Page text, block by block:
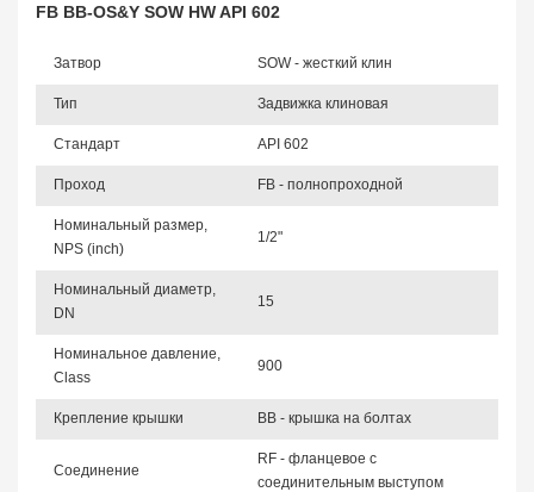
FB BB-OS&Y SOW HW API 602
Затвор SOW - жесткий клин
Тип Задвижка клиновая
Стандарт API 602
Проход FB - полнопроходной
Номинальный размер,
NPS (inch)
1/2"
Номинальный диаметр,
DN
15
Номинальное давление,
Class
900
Крепление крышки BB - крышка на болтах
Соединение
RF - фланцевое с
соединительным выступом